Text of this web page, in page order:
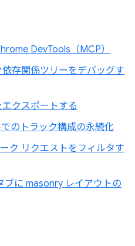
DevTools（MCP）
存関係ツリーをデバッグす
クスポートする
のトラック構成の永続化
ク リクエストをフィルタす
ブに masonry レイアウトの